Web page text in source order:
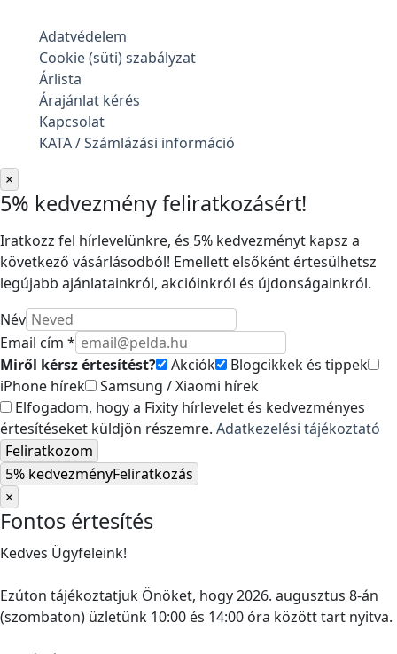
Adatvédelem
Cookie (süti) szabályzat
Árlista
Árajánlat kérés
Kapcsolat
KATA / Számlázási információ
×
5% kedvezmény feliratkozásért!
Iratkozz fel hírlevelünkre, és 5% kedvezményt kapsz a
következő vásárlásodból! Emellett elsőként értesülhetsz
legújabb ajánlatainkról, akcióinkról és újdonságainkról.
Név
Email cím *
Miről kérsz értesítést?
Akciók
Blogcikkek és tippek
iPhone hírek
Samsung / Xiaomi hírek
Elfogadom, hogy a Fixity hírlevelet és kedvezményes
értesítéseket küldjön részemre. Adatkezelési tájékoztató
Feliratkozom
5% kedvezményFeliratkozás
×
Fontos értesítés
Kedves Ügyfeleink!
Ezúton tájékoztatjuk Önöket, hogy 2026. augusztus 8-án
(szombaton) üzletünk 10:00 és 14:00 óra között tart nyitva.